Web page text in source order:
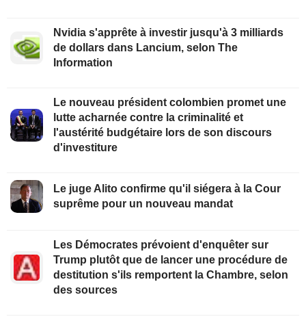
Nvidia s'apprête à investir jusqu'à 3 milliards
de dollars dans Lancium, selon The
Information
Le nouveau président colombien promet une
lutte acharnée contre la criminalité et
l'austérité budgétaire lors de son discours
d'investiture
Le juge Alito confirme qu'il siégera à la Cour
suprême pour un nouveau mandat
Les Démocrates prévoient d'enquêter sur
Trump plutôt que de lancer une procédure de
destitution s'ils remportent la Chambre, selon
des sources